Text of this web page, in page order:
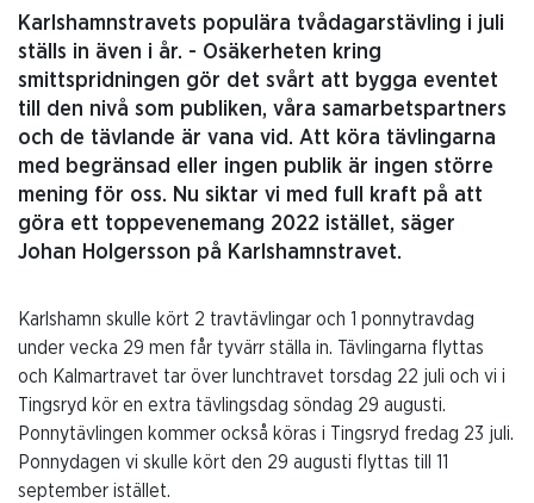
Karlshamnstravets populära tvådagarstävling i juli
ställs in även i år. - Osäkerheten kring
smittspridningen gör det svårt att bygga eventet
till den nivå som publiken, våra samarbetspartners
och de tävlande är vana vid. Att köra tävlingarna
med begränsad eller ingen publik är ingen större
mening för oss. Nu siktar vi med full kraft på att
göra ett toppevenemang 2022 istället, säger
Johan Holgersson på Karlshamnstravet.
Karlshamn skulle kört 2 travtävlingar och 1 ponnytravdag
under vecka 29 men får tyvärr ställa in. Tävlingarna flyttas
och Kalmartravet tar över lunchtravet torsdag 22 juli och vi i
Tingsryd kör en extra tävlingsdag söndag 29 augusti.
Ponnytävlingen kommer också köras i Tingsryd fredag 23 juli.
Ponnydagen vi skulle kört den 29 augusti flyttas till 11
september istället.